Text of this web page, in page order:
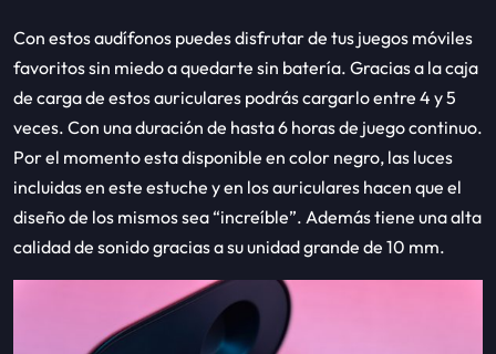
Con estos audífonos puedes disfrutar de tus juegos móviles
favoritos sin miedo a quedarte sin batería. Gracias a la caja
de carga de estos auriculares podrás cargarlo entre 4 y 5
veces. Con una duración de hasta 6 horas de juego continuo.
Por el momento esta disponible en color negro, las luces
incluidas en este estuche y en los auriculares hacen que el
diseño de los mismos sea “increíble”. Además tiene una alta
calidad de sonido gracias a su unidad grande de 10 mm.